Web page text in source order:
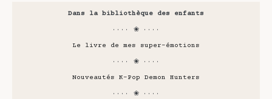
Dans la bibliothèque des enfants
···· ❀ ····
Le livre de mes super-émotions
···· ❀ ····
Nouveautés K-Pop Demon Hunters
···· ❀ ····